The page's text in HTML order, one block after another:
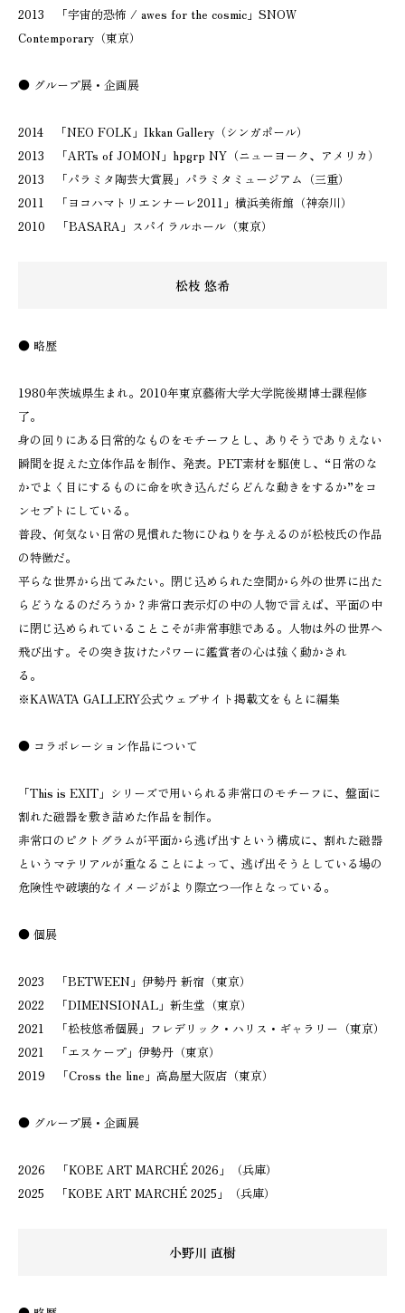
2013 「宇宙的恐怖 / awes for the cosmic」SNOW
Contemporary（東京）
● グループ展・企画展
2014 「NEO FOLK」Ikkan Gallery（シンガポール）
2013 「ARTs of JOMON」hpgrp NY（ニューヨーク、アメリカ）
2013 「パラミタ陶芸大賞展」パラミタミュージアム（三重）
2011 「ヨコハマトリエンナーレ2011」横浜美術館（神奈川）
2010 「BASARA」スパイラルホール（東京）
松枝 悠希
● 略歴
1980年茨城県生まれ。2010年東京藝術大学大学院後期博士課程修
了。
身の回りにある⽇常的なものをモチーフとし、ありそうでありえない
瞬間を捉えた⽴体作品を制作、発表。PET素材を駆使し、“日常のな
かでよく目にするものに命を吹き込んだらどんな動きをするか”をコ
ンセプトにしている。
普段、何気ない日常の見慣れた物にひねりを与えるのが松枝氏の作品
の特徴だ。
平らな世界から出てみたい。閉じ込められた空間から外の世界に出た
らどうなるのだろうか？非常口表示灯の中の人物で言えば、平面の中
に閉じ込められていることこそが非常事態である。人物は外の世界へ
飛び出す。その突き抜けたパワーに鑑賞者の心は強く動かされ
る。
※KAWATA GALLERY公式ウェブサイト掲載文をもとに編集
● コラボレーション作品について
「This is EXIT」シリーズで用いられる非常口のモチーフに、盤面に
割れた磁器を敷き詰めた作品を制作。
非常口のピクトグラムが平面から逃げ出すという構成に、割れた磁器
というマテリアルが重なることによって、逃げ出そうとしている場の
危険性や破壊的なイメージがより際立つ一作となっている。
● 個展
2023 「BETWEEN」伊勢丹 新宿（東京）
2022 「DIMENSIONAL」新生堂（東京）
2021 「松枝悠希個展」フレデリック・ハリス・ギャラリー（東京）
2021 「エスケープ」伊勢丹（東京）
2019 「Cross the line」高島屋大阪店（東京）
● グループ展・企画展
2026 「KOBE ART MARCHÉ 2026」（兵庫）
2025 「KOBE ART MARCHÉ 2025」（兵庫）
小野川 直樹